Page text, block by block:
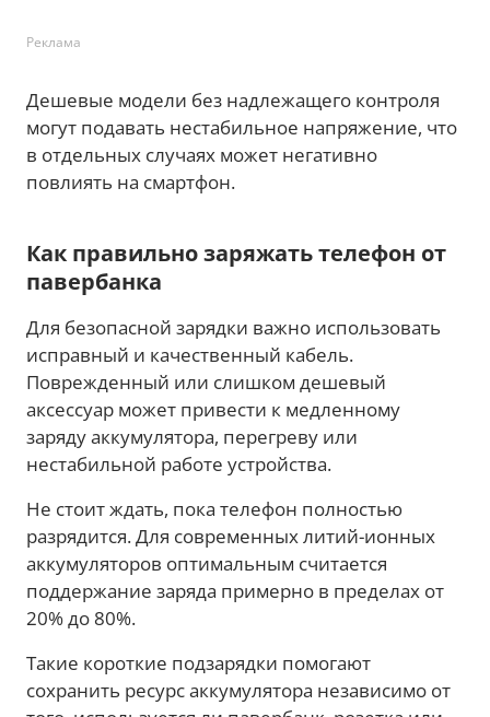
Реклама
Дешевые модели без надлежащего контроля
могут подавать нестабильное напряжение, что
в отдельных случаях может негативно
повлиять на смартфон.
Как правильно заряжать телефон от
павербанка
Для безопасной зарядки важно использовать
исправный и качественный кабель.
Поврежденный или слишком дешевый
аксессуар может привести к медленному
заряду аккумулятора, перегреву или
нестабильной работе устройства.
Не стоит ждать, пока телефон полностью
разрядится. Для современных литий-ионных
аккумуляторов оптимальным считается
поддержание заряда примерно в пределах от
20% до 80%.
Такие короткие подзарядки помогают
сохранить ресурс аккумулятора независимо от